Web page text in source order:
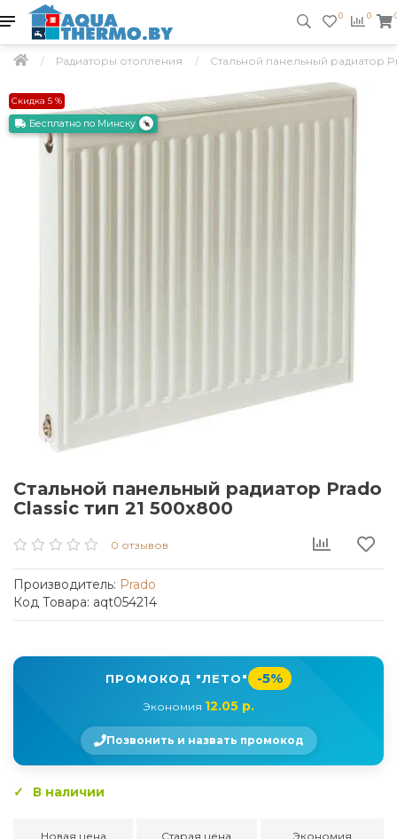
0 0
Радиаторы отопления Стальной панельный радиатор
Скидка 5 %
Бесплатно по Минску
Стальной панельный радиатор Prado
Classic тип 21 500x800
0 отзывов
Производитель: Prado
Код Товара: aqt054214
ПРОМОКОД "ЛЕТО" -5%
Экономия 12.05 р.
Позвонить и назвать промокод
В наличии
Новая цена Старая цена Экономия